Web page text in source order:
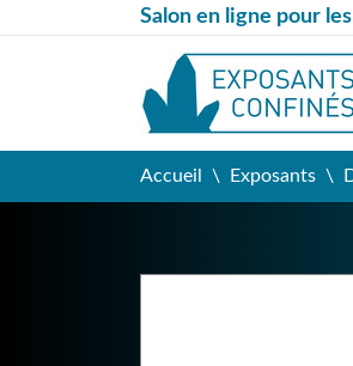
Salon en ligne pour
Accueil Exposants